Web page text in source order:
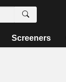
Screeners